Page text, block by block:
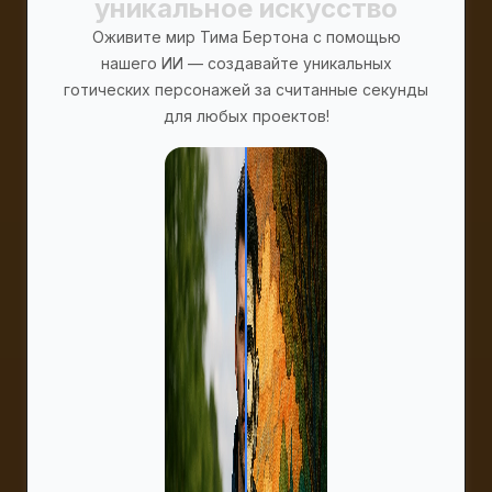
уникальное искусство
Оживите мир Тима Бертона с помощью
нашего ИИ — создавайте уникальных
готических персонажей за считанные секунды
для любых проектов!